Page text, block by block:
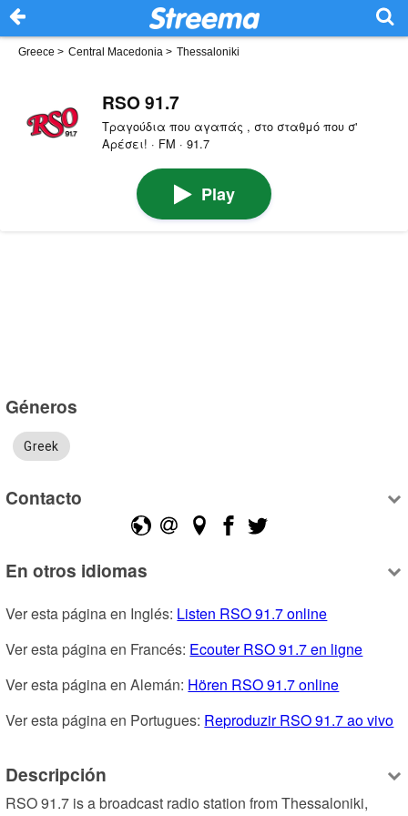
Greece > Central Macedonia > Thessaloniki
RSO 91.7
Τραγούδια που αγαπάς , στο σταθμό που σ'
Αρέσει! · FM · 91.7
Play
Géneros
Greek
Contacto
En otros idiomas
Ver esta página en Inglés: Listen RSO 91.7 online
Ver esta página en Francés: Ecouter RSO 91.7 en ligne
Ver esta página en Alemán: Hören RSO 91.7 online
Ver esta página en Portugues: Reproduzir RSO 91.7 ao vivo
Descripción
RSO 91.7 is a broadcast radio station from Thessaloniki,